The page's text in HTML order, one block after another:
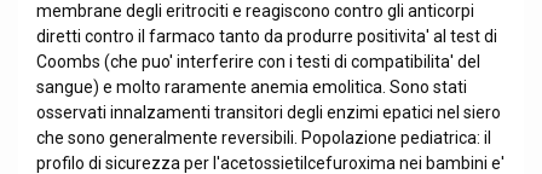
membrane degli eritrociti e reagiscono contro gli anticorpi
diretti contro il farmaco tanto da produrre positivita' al test di
Coombs (che puo' interferire con i testi di compatibilita' del
sangue) e molto raramente anemia emolitica. Sono stati
osservati innalzamenti transitori degli enzimi epatici nel siero
che sono generalmente reversibili. Popolazione pediatrica: il
profilo di sicurezza per l'acetossietilcefuroxima nei bambini e'